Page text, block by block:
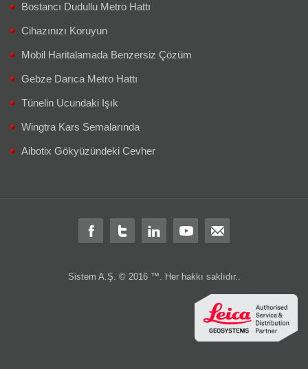
Bostancı Dudullu Metro Hattı
Cihazınızı Koruyun
Mobil Haritalamada Benzersiz Çözüm
Gebze Darıca Metro Hattı
Tünelin Ucundaki Işık
Wingtra Kars Semalarında
Aibotix Gökyüzündeki Cevher
Sistem A.Ş. © 2016 ™. Her hakkı saklıdır..